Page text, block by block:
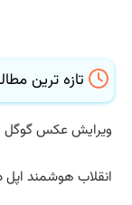
تازه ترین
ویرایش عکس گوگل
انقلاب هوشمند اپل